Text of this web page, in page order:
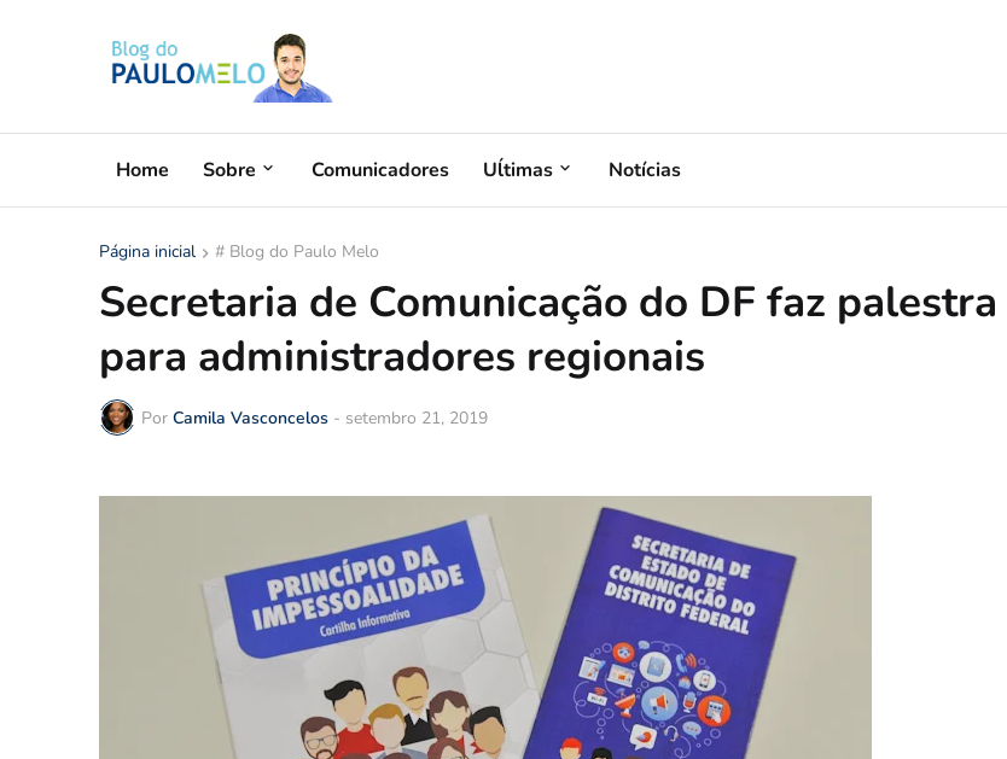
Home Sobre Comunicadores Uĺtimas Notícias
Página inicial # Blog do Paulo Melo
Secretaria de Comunicação do DF faz palestra
para administradores regionais
Por Camila Vasconcelos - setembro 21, 2019